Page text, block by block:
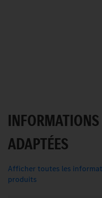
ADAPTÉES
Afficher toutes les
produits